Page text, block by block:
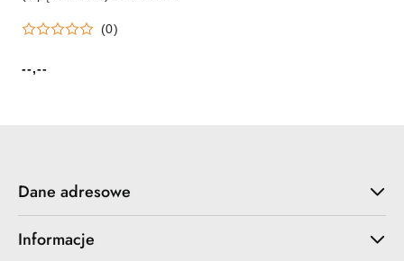
(0)
Cena:
--,--
Dane adresowe
Informacje